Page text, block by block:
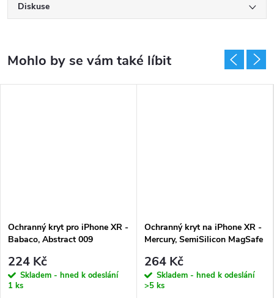
Diskuse
Ochranný kryt pro iPhone XR -
Babaco, Abstract 009
224 Kč
Skladem - hned k odeslání
1 ks
Ochranný kryt na iPhone XR -
Mercury, SemiSilicon MagSafe
264 Kč
Skladem - hned k odeslání
>5 ks